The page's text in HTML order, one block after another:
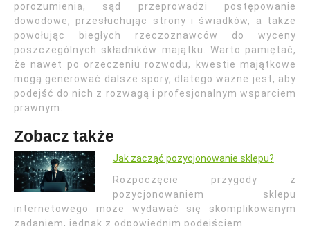
porozumienia, sąd przeprowadzi postępowanie
dowodowe, przesłuchując strony i świadków, a także
powołując biegłych rzeczoznawców do wyceny
poszczególnych składników majątku. Warto pamiętać,
że nawet po orzeczeniu rozwodu, kwestie majątkowe
mogą generować dalsze spory, dlatego ważne jest, aby
podejść do nich z rozwagą i profesjonalnym wsparciem
prawnym.
Zobacz także
Jak zacząć pozycjonowanie sklepu?
Rozpoczęcie przygody z
pozycjonowaniem sklepu
internetowego może wydawać się skomplikowanym
zadaniem, jednak z odpowiednim podejściem…